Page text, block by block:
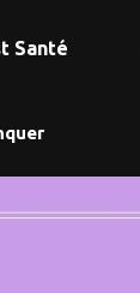
Santé